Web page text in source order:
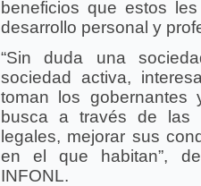
beneficios que estos
desarrollo personal y
“Sin duda una
sociedad activa,
toman los
busca a través de las
legales, mejorar sus
en el que habitan”,
INFONL.